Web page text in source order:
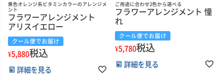
黄色オレンジ系ビタミンカラーのアレンジメ
ント
フラワーアレンジメント
アリスイエロー
クール便でお届け
¥5,880税込
詳細を見る
ご用途に合わせ2色から選べる
フラワーアレンジメント 憧
れ
クール便でお届け
¥5,780税込
詳細を見る